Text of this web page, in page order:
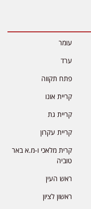
עומר
ערד
פתח תקווה
קריית אונו
קריית גת
קריית עקרון
קרית מלאכי ו-מ.א באר
טוביה
ראש העין
ראשון לציון